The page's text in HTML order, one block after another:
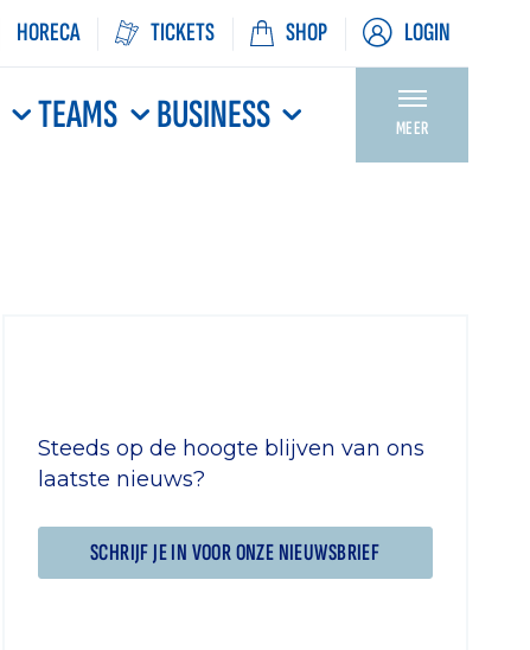
HORECA TICKETS SHOP LOGIN
TEAMS BUSINESS MEER
Steeds op de hoogte blijven van ons
laatste nieuws?
SCHRIJF JE IN VOOR ONZE NIEUWSBRIEF